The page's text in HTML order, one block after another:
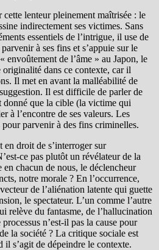
lenteur pleinement maîtrisée : le
indirectement ses victimes. Sans
essentiels de l’intrigue, il use de
à ses fins et s’appuie sur le
envoûtement de l’âme » au Japon, le
originalité dans ce contexte, car il
Il met en avant la malléabilité de
Il est difficile de parler de
donné que la cible (la victime qui
à l’encontre de ses valeurs. Les
parvenir à des fins criminelles.
en droit de s’interroger sur
ce pas plutôt un révélateur de la
chacun de nous, le déclencheur
notre morale ? En l’occurrence,
de l’aliénation latente qui guette
le spectateur. L’un comme l’autre
relève du fantasme, de l’hallucination
n’est-il pas la cause pour
la société ? La critique sociale est
il s’agit de dépeindre le contexte.